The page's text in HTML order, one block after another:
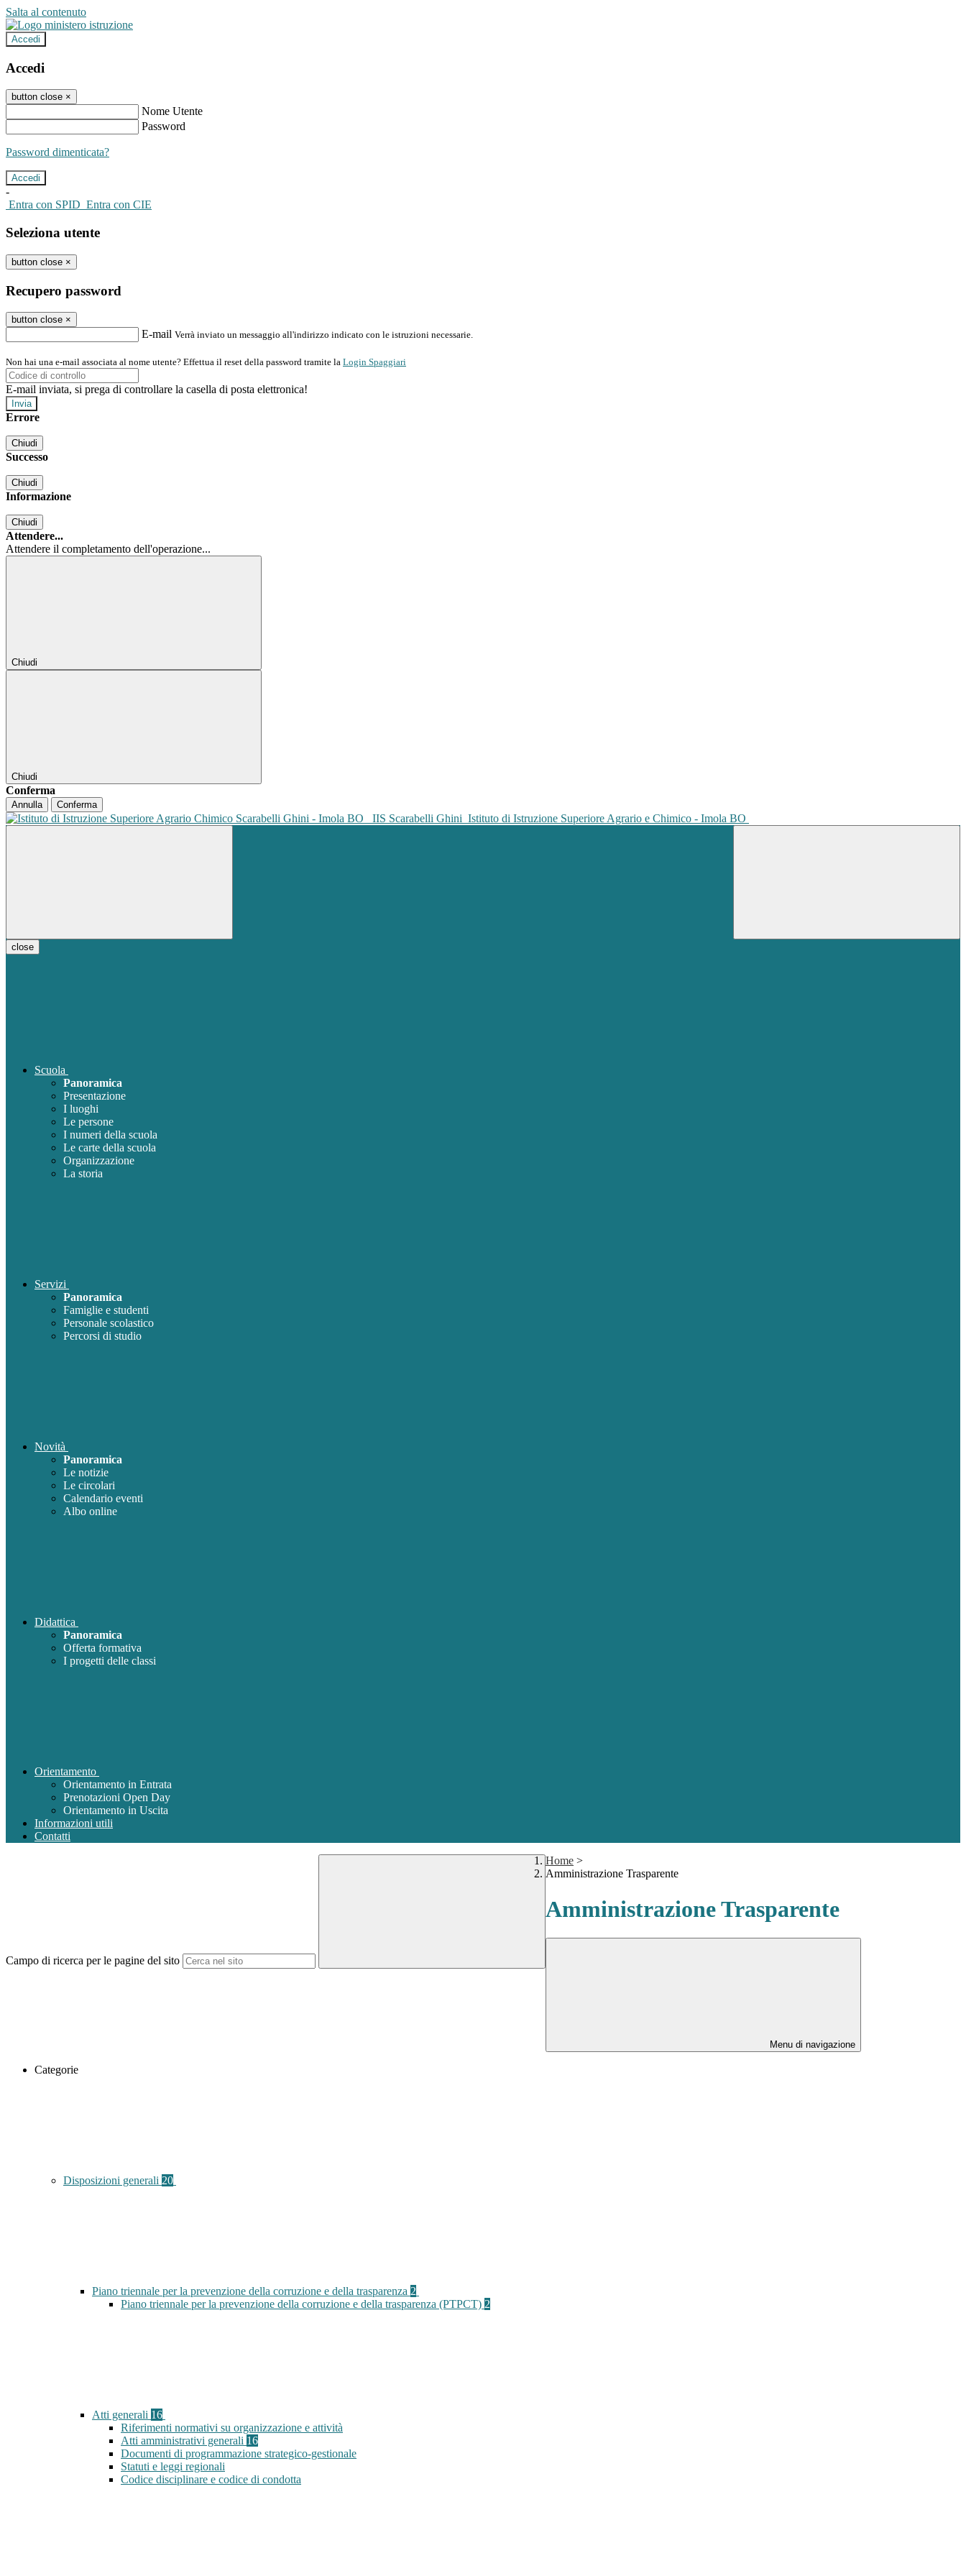
Salta al contenuto
Accedi
Accedi
button close ×
Nome Utente
Password
Password dimenticata?
-
Entra con SPID Entra con CIE
Seleziona utente
button close ×
Recupero password
button close ×
E-mail Verrà inviato un messaggio all'indirizzo indicato con le istruzioni necessarie.
Non hai una e-mail associata al nome utente? Effettua il reset della password tramite la Login Spaggiari
E-mail inviata, si prega di controllare la casella di posta elettronica!
Errore
Chiudi
Successo
Chiudi
Informazione
Chiudi
Attendere...
Attendere il completamento dell'operazione...
Chiudi
Chiudi
Conferma
Annulla Conferma
IIS Scarabelli Ghini Istituto di Istruzione Superiore Agrario e Chimico - Imola BO
close
Scuola
Panoramica
Presentazione
I luoghi
Le persone
I numeri della scuola
Le carte della scuola
Organizzazione
La storia
Servizi
Panoramica
Famiglie e studenti
Personale scolastico
Percorsi di studio
Novità
Panoramica
Le notizie
Le circolari
Calendario eventi
Albo online
Didattica
Panoramica
Offerta formativa
I progetti delle classi
Orientamento
Orientamento in Entrata
Prenotazioni Open Day
Orientamento in Uscita
Informazioni utili
Contatti
Campo di ricerca per le pagine del sito
Home >
Amministrazione Trasparente
Amministrazione Trasparente
Menu di navigazione
Categorie
Disposizioni generali 20
Piano triennale per la prevenzione della corruzione e della trasparenza 2
Piano triennale per la prevenzione della corruzione e della trasparenza (PTPCT) 2
Atti generali 16
Riferimenti normativi su organizzazione e attività
Atti amministrativi generali 16
Documenti di programmazione strategico-gestionale
Statuti e leggi regionali
Codice disciplinare e codice di condotta